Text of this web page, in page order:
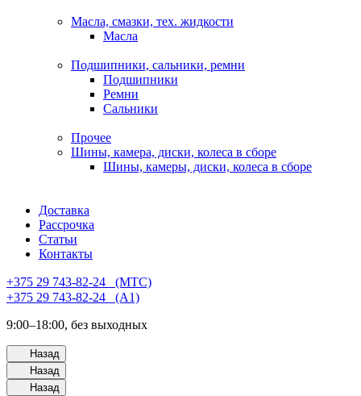
Масла, смазки, тех. жидкости
Масла
Подшипники, сальники, ремни
Подшипники
Ремни
Сальники
Прочее
Шины, камера, диски, колеса в сборе
Шины, камеры, диски, колеса в сборе
Доставка
Рассрочка
Статьи
Контакты
+375 29 743-82-24⠀(МТС)
+375 29 743-82-24⠀(А1)
9:00–18:00, без выходных
Назад
Назад
Назад